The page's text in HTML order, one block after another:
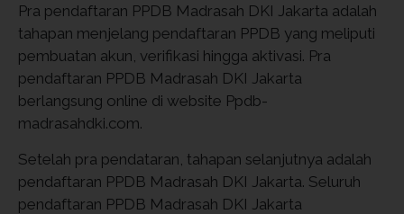
Pra pendaftaran PPDB Madrasah DKI Jakarta adalah
tahapan menjelang pendaftaran PPDB yang meliputi
pembuatan akun, verifikasi hingga aktivasi. Pra
pendaftaran PPDB Madrasah DKI Jakarta
berlangsung online di website Ppdb-
madrasahdki.com.
Setelah pra pendataran, tahapan selanjutnya adalah
pendaftaran PPDB Madrasah DKI Jakarta. Seluruh
pendaftaran PPDB Madrasah DKI Jakarta